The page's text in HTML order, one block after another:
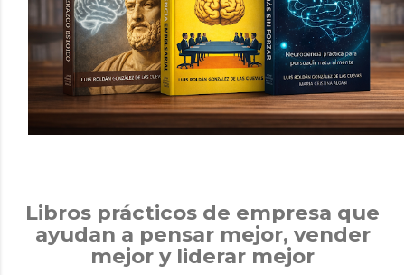
Libros prácticos de empresa que
ayudan a pensar mejor, vender
mejor y liderar mejor